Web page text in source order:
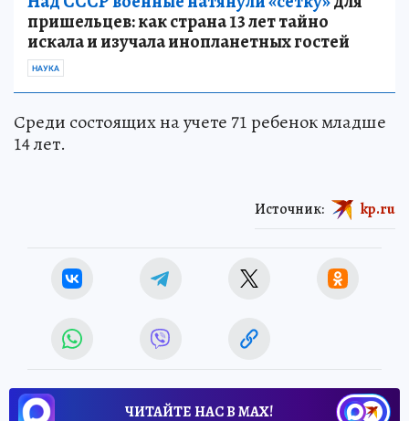
пришельцев: как страна 13 лет тайно
искала и изучала инопланетных гостей
НАУКА
Среди состоящих на учете 71 ребенок младше
14 лет.
Источник: kp.ru
ЧИТАЙТЕ НАС В МАХ!